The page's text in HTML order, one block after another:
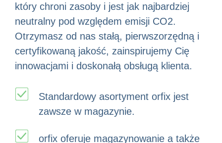
który chroni zasoby i jest jak najbardziej
neutralny pod względem emisji CO2.
Otrzymasz od nas stałą, pierwszorzędną i
certyfikowaną jakość, zainspirujemy Cię
innowacjami i doskonałą obsługą klienta.
Standardowy asortyment orfix jest
zawsze w magazynie.
orfix oferuje magazynowanie a także